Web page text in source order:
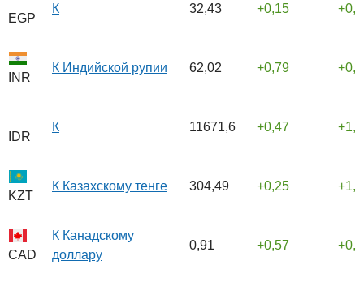
EGP
К 32,43 0,15
INR
К Индийской рупии 62,02 0,79
IDR
К 11671,6 0,47
KZT
К Казахскому тенге 304,49 0,25
CAD
К Канадскому
доллару
0,91 0,57